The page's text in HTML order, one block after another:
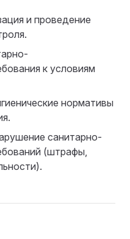
и проведение
к условиям
нормативы
санитарно-
(штрафы,